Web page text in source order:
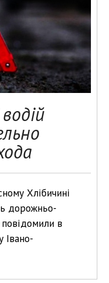
Хлібичині
дорожньо-
в
Івано-